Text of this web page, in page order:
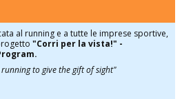
al running e a tutte le imprese sportive,
"Corri per la vista!" -
to give the gift of sight"